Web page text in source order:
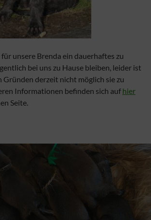
unsere Brenda ein dauerhaftes zu
bei uns zu Hause bleiben, leider ist
Gründen derzeit nicht möglich sie zu
Informationen befinden sich auf hier
Seite.